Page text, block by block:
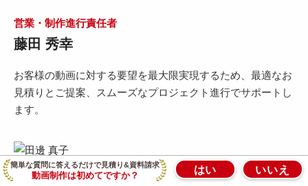
簡単な質問に答えるだけで見積り&資料請求
動画制作は初めてですか？
はい いいえ
営業・制作進行責任者
藤田 秀幸
お客様の動画に対する要望を最大限実現するため、最適なお
見積りとご提案、スムーズなプロジェクト進行でサポートし
ます。
アニメーションデザイナーリーダー